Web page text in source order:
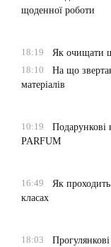
щоденної роботи
18:19
Як очищати
18:10
На що
матеріалів
10:19
Подарункові
PARFUM
16:49
Як
класах
18:03